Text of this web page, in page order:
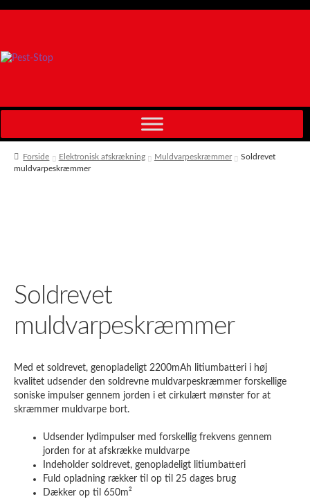
Spring
Spring
Forside Elektronisk afskrækning Muldvarpeskræmmer
Soldrevet
muldvarpeskræmmer
Soldrevet
muldvarpeskræmmer
Med et soldrevet, genopladeligt 2200mAh litiumbatteri i høj
kvalitet udsender den soldrevne muldvarpeskræmmer forskellige
soniske impulser gennem jorden i et cirkulært mønster for at
skræmmer muldvarpe bort.
Udsender lydimpulser med forskellig frekvens gennem
jorden for at afskrække muldvarpe
Indeholder soldrevet, genopladeligt litiumbatteri
Fuld opladning rækker til op til 25 dages brug
Dækker op til 650m²